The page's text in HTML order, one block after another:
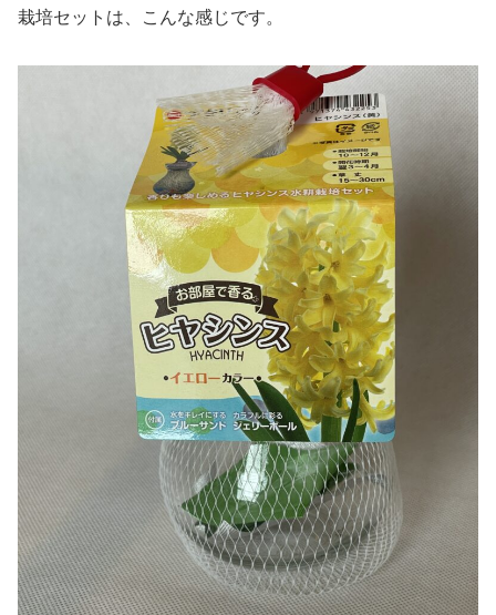
栽培セットは、こんな感じです。